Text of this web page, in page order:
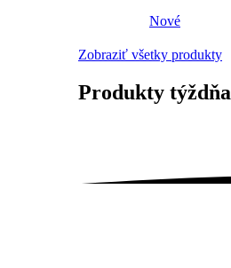
Nové
Zobraziť všetky produkty
Produkty týždňa